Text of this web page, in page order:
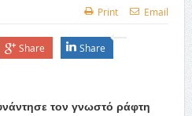
Print Email
Share Share
τον γνωστό ράφτη